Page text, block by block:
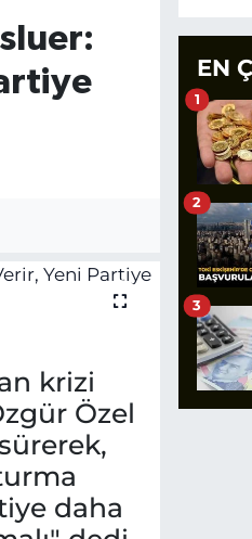
krizi
Özel
daha
EN
1
2
3